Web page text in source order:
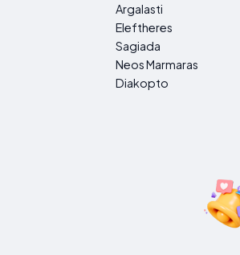
Argalasti
Eleftheres
Sagiada
Neos Marmaras
Diakopto